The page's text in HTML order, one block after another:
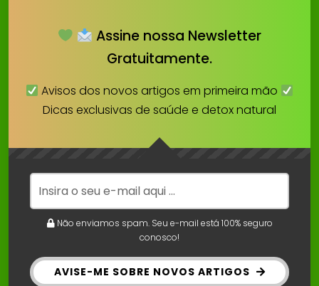
Assine nossa Newsletter
Gratuitamente.
Avisos dos novos artigos em primeira mão
Dicas exclusivas de saúde e detox natural
Não enviamos spam. Seu e-mail está 100% seguro
conosco!
AVISE-ME SOBRE NOVOS ARTIGOS